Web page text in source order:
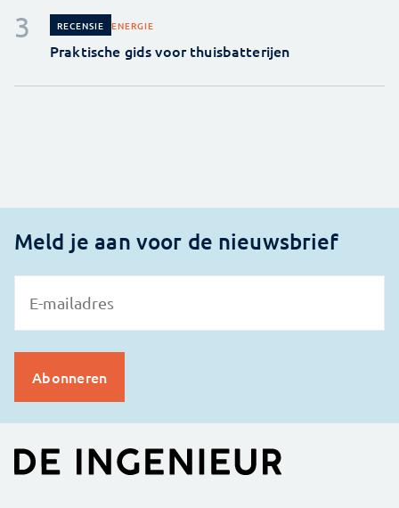
RECENSIE ENERGIE
Praktische gids voor thuisbatterijen
Meld je aan voor de nieuwsbrief